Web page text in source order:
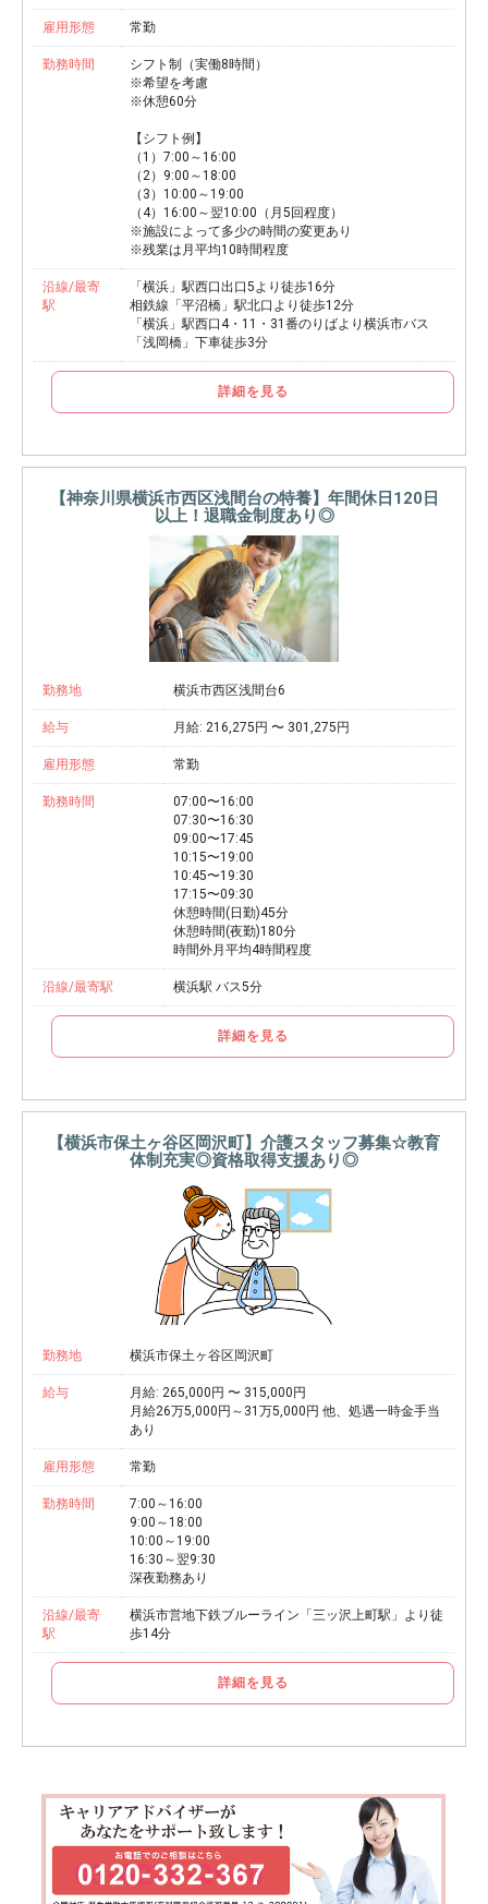
雇用形態 常勤
勤務時間
シフト制（実働8時間）
※希望を考慮
※休憩60分
【シフト例】
（1）7:00～16:00
（2）9:00～18:00
（3）10:00～19:00
（4）16:00～翌10:00（月5回程度）
※施設によって多少の時間の変更あり
※残業は月平均10時間程度
沿線/最寄
駅
「横浜」駅西口出口5より徒歩16分
相鉄線「平沼橋」駅北口より徒歩12分
「横浜」駅西口4・11・31番のりばより横浜市バス
「浅岡橋」下車徒歩3分
詳細を見る
【神奈川県横浜市西区浅間台の特養】年間休日120日
以上！退職金制度あり◎
勤務地 横浜市西区浅間台6
給与 月給: 216,275円 〜 301,275円
雇用形態 常勤
勤務時間
07:00〜16:00
07:30〜16:30
09:00〜17:45
10:15〜19:00
10:45〜19:30
17:15〜09:30
休憩時間(日勤)45分
休憩時間(夜勤)180分
時間外月平均4時間程度
沿線/最寄駅 横浜駅 バス5分
詳細を見る
【横浜市保土ヶ谷区岡沢町】介護スタッフ募集☆教育
体制充実◎資格取得支援あり◎
勤務地 横浜市保土ヶ谷区岡沢町
給与
月給: 265,000円 〜 315,000円
月給26万5,000円～31万5,000円 他、処遇一時金手当
あり
雇用形態 常勤
勤務時間
7:00～16:00
9:00～18:00
10:00～19:00
16:30～翌9:30
深夜勤務あり
沿線/最寄
駅
横浜市営地下鉄ブルーライン「三ッ沢上町駅」より徒
歩14分
詳細を見る